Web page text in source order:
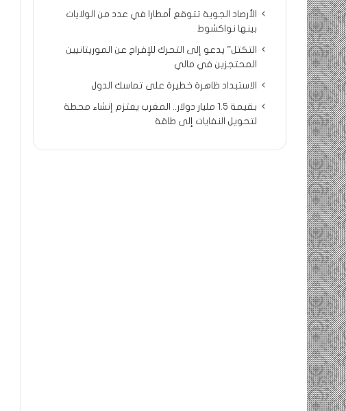
الأرصاد الجوية تتوقع أمطارا في عدد من الولايات
بينها نواكشوط
التكتل” يدعو إلى التحرك للإفراج عن الموريتانيين
المحتجزين في مالي
الاستبداد ظاهرة خطيرة على تماسك الدول
بقيمة 1.5 مليار دولار.. المغرب يعتزم إنشاء محطة
لتحويل النفايات إلى طاقة